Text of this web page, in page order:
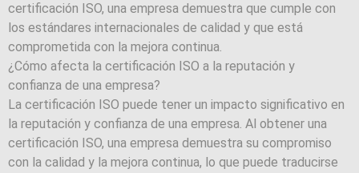
certificación ISO, una empresa demuestra que cumple con
los estándares internacionales de calidad y que está
comprometida con la mejora continua.
¿Cómo afecta la certificación ISO a la reputación y
confianza de una empresa?
La certificación ISO puede tener un impacto significativo en
la reputación y confianza de una empresa. Al obtener una
certificación ISO, una empresa demuestra su compromiso
con la calidad y la mejora continua, lo que puede traducirse